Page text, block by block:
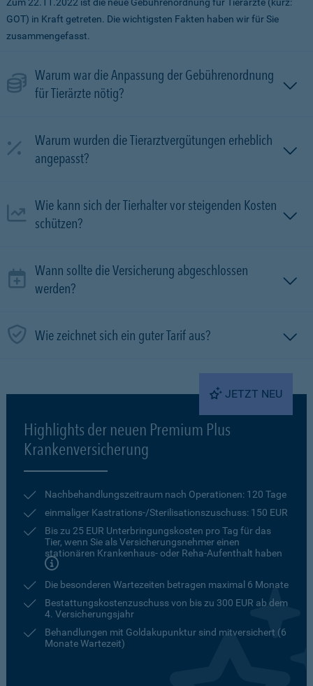
GOT) in Kraft getreten. Die wichtigsten Fakten haben wir für Sie
zusammengefasst.
Warum war die Anpassung der Gebührenordnung
für Tierärzte nötig?
Warum wurden die Tierarztvergütungen erheblich
angepasst?
Wie kann sich der Tierhalter vor steigenden Kosten
schützen?
Wann sollte die Versicherung abgeschlossen
werden?
Wie zeichnet sich ein guter Tarif aus?
JETZT NEU
Highlights der neuen Premium Plus
Krankenversicherung
Nachbehandlungszeitraum nach Operationen: 120 Tage
einmaliger Kastrations-/Sterilisationszuschuss: 150 EUR
Bis zu 25 EUR Unterbringungskosten pro Tag für das
Tier, wenn Sie als Versicherungsnehmer einen
stationären Krankenhaus- oder Reha-Aufenthalt haben
Die besonderen Wartezeiten betragen maximal 6 Monate
Bestattungskostenzuschuss von bis zu 300 EUR ab dem
4. Versicherungsjahr
Behandlungen mit Goldakupunktur sind mitversichert (6
Monate Wartezeit)